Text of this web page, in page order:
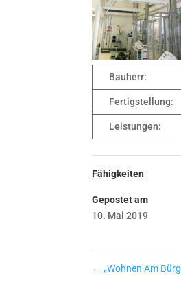
Bauherr:
Fertigstellung:
Leistungen:
Fähigkeiten
Gepostet am
10. Mai 2019
← „Wohnen Am